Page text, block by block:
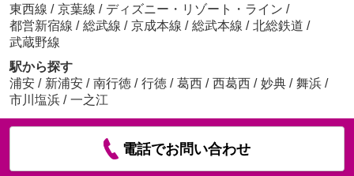
東西線 / 京葉線 / ディズニー・リゾート・ライン /
都営新宿線 / 総武線 / 京成本線 / 総武本線 / 北総鉄道 /
武蔵野線
駅から探す
浦安 / 新浦安 / 南行徳 / 行徳 / 葛西 / 西葛西 / 妙典 / 舞浜 /
市川塩浜 / 一之江
電話でお問い合わせ